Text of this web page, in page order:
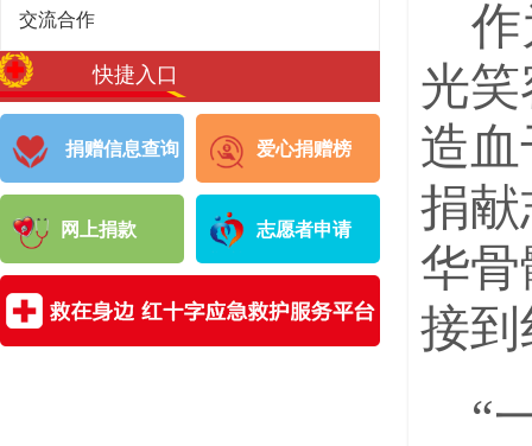
交流合作
快捷入口
捐赠信息查询 爱心捐赠榜
网上捐款 志愿者申请
光
造
捐
华
接
“